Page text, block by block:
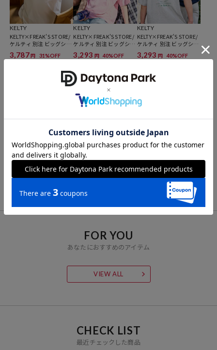
KELTY
KELTY×FREAK'S STORE/
ケルティ 別注 ビッグシル
エット ツアーロゴ バック
プリント クルーネックT
3,787円 31%OFF
KELTY
KELTY×FREAK'S STORE/
ケルティ 別注 ビッグシル
エット ロゴワンポイント
ハート刺繍 クルーネック
3,293 円 40%OFF
KELTY
KELTY×FREAK'S STORE/
ケルティ 別注 ビッグシル
エット バーガーロゴ バッ
クプリント クルーネック
3,293 円 40%OFF
KAVU
KAVU×ORION 別注 ビッ
グシルエット アニマルバ
ックプリント クルーネッ
ク Tシャツ TIGER＆BEAR
【限定展開】
3,597 円 40%OFF
FREAK'S STORE
9オンス Heavyweight ビ
ッグシルエット クルーネ
ビーウェイト 【限定展
開】
1,996円 50%OFF
RUSSELL ATHLETIC
別注 ビッグシルエット ヘ
開】
2,996円 40%OFF
FOR YOU
あなたにおすすめのアイテム
VIEW ALL
CHECK LIST
最近チェックした商品